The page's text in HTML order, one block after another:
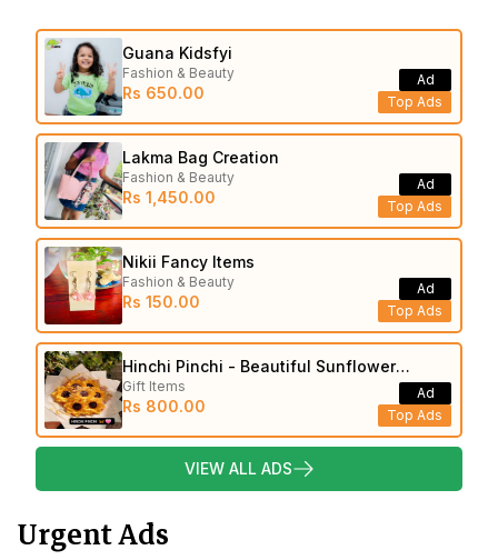
Guana Kidsfyi
Fashion & Beauty
Rs 650.00 Top Ads
Ad
Lakma Bag Creation
Fashion & Beauty
Rs 1,450.00 Top Ads
Ad
Nikii Fancy Items
Fashion & Beauty
Rs 150.00 Top Ads
Ad
Hinchi Pinchi - Beautiful Sunflower
Bouquets
Gift Items
Rs 800.00 Top Ads
Ad
VIEW ALL ADS
Urgent Ads